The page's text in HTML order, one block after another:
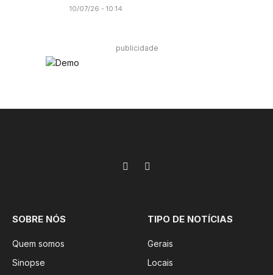
10/07/26 - 10:14
publicidade
FacebookInstagram
SOBRE NÓS
Quem somos
Sinopse
TIPO DE NOTÍCIAS
Gerais
Locais